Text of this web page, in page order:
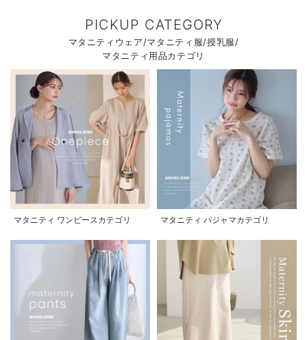
PICKUP CATEGORY
マタニティウェア/マタニティ服/授乳服/
マタニティ用品カテゴリ
マタニティ ワンピースカテゴリ マタニティ パジャマカテゴリ